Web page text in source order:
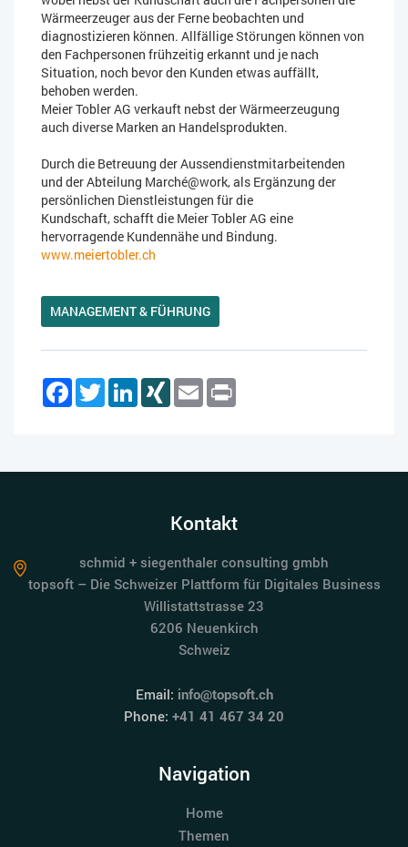
Wärmeerzeuger aus der Ferne beobachten und
diagnostizieren können. Allfällige Störungen können von
den Fachpersonen frühzeitig erkannt und je nach
Situation, noch bevor den Kunden etwas auffällt,
behoben werden.
Meier Tobler AG verkauft nebst der Wärmeerzeugung
auch diverse Marken an Handelsprodukten.
Durch die Betreuung der Aussendienstmitarbeitenden
und der Abteilung Marché@work, als Ergänzung der
persönlichen Dienstleistungen für die
Kundschaft, schafft die Meier Tobler AG eine
hervorragende Kundennähe und Bindung.
www.meiertobler.ch
MANAGEMENT & FÜHRUNG
FacebookTwitterLinkedInXING Email
Kontakt
schmid + siegenthaler consulting gmbh
topsoft – Die Schweizer Plattform für Digitales Business
Willistattstrasse 23
6206 Neuenkirch
Schweiz
Email: info@topsoft.ch
Phone: +41 41 467 34 20
Navigation
Home
Themen